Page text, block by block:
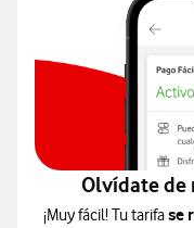
Olvídate de
¡Muy fácil! Tu tarifase